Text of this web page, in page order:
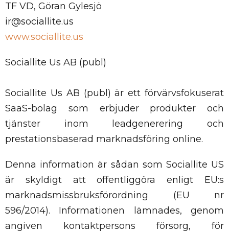
TF VD, Göran Gylesjö
ir@sociallite.us
www.sociallite.us
Sociallite Us AB (publ)
Sociallite Us AB (publ) är ett förvärvsfokuserat
SaaS-bolag som erbjuder produkter och
tjänster inom leadgenerering och
prestationsbaserad marknadsföring online.
Denna information är sådan som Sociallite US
är skyldigt att offentliggöra enligt EU:s
marknadsmissbruksförordning (EU nr
596/2014). Informationen lämnades, genom
angiven kontaktpersons försorg, för